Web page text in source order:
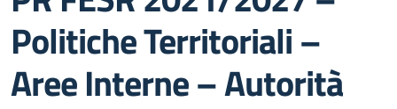
Politiche Territoriali –
Aree Interne – Autorità